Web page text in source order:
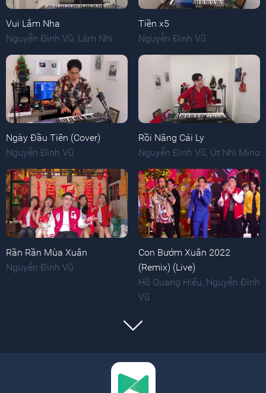
Vui Lắm Nha
Nguyễn Đình Vũ Lâm Nhi
Tiền x5
Nguyễn Đình Vũ
Ngày Đầu Tiên (Cover)
Nguyễn Đình Vũ
Rồi Nâng Cái Ly
Nguyễn Đình Vũ, Út Nhị Mino
Rần Rần Mùa Xuân
Nguyễn Đình Vũ
Con Bướm Xuân 2022
(Remix) (Live)
Hồ Quang Hiếu Nguyễn Đình
Vũ